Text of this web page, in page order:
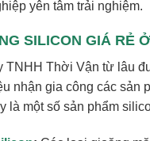
yên tâm trải nghiệm.
SILICON GIÁ RẺ
TNHH Thời Vận từ lâu
nhận gia công các sản
là một số sản phẩm